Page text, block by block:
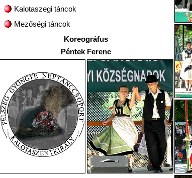
Kalotaszegi táncok
Mezőségi táncok
Koreográfus
Péntek Ferenc